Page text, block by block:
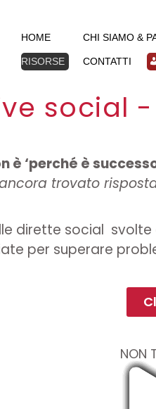
HOME CHI SIAMO &
RISORSE CONTATTI
social
è ‘perché è
trovato
dirette social svolte
per superare
NON